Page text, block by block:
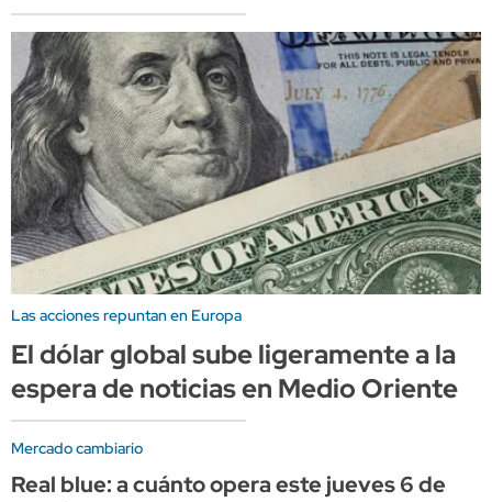
Las acciones repuntan en Europa
El dólar global sube ligeramente a la
espera de noticias en Medio Oriente
Mercado cambiario
Real blue: a cuánto opera este jueves 6 de